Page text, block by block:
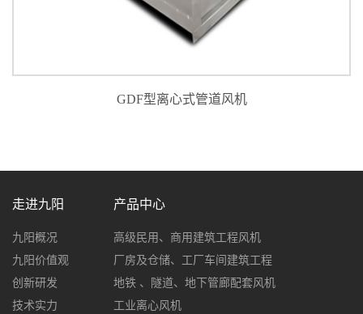
GDF型离心式管道风机
走进九阳
九阳概况
九阳价值观
创新研发
技术实力
产品中心
高级民用、商用建筑工程风机
厂房及仓储、工厂车间建筑工程
地铁 、隧道、地下管廊配套风机
工业离心风机